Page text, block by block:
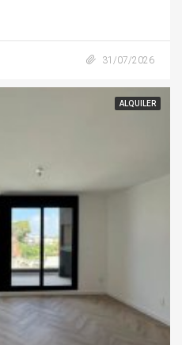
31/07/2026
ALQUILER